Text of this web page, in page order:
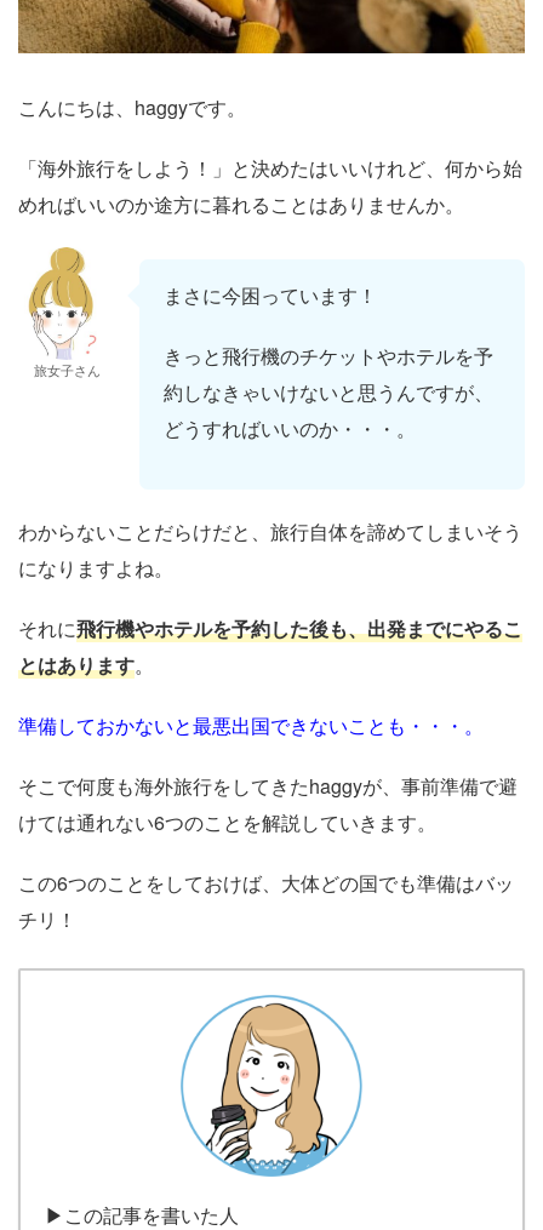
こんにちは、haggyです。
「海外旅行をしよう！」と決めたはいいけれど、何から始
めればいいのか途方に暮れることはありませんか。
旅女子さん
まさに今困っています！
きっと飛行機のチケットやホテルを予
約しなきゃいけないと思うんですが、
どうすればいいのか・・・。
わからないことだらけだと、旅行自体を諦めてしまいそう
になりますよね。
それに飛行機やホテルを予約した後も、出発までにやるこ
とはあります。
準備しておかないと最悪出国できないことも・・・。
そこで何度も海外旅行をしてきたhaggyが、事前準備で避
けては通れない6つのことを解説していきます。
この6つのことをしておけば、大体どの国でも準備はバッ
チリ！
▶この記事を書いた人